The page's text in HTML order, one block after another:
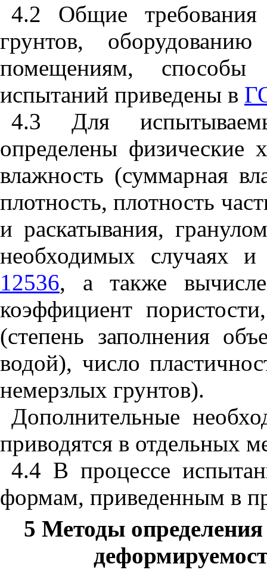
4.2 Общие
грунтов,
помещениям, способы
испытаний приведены в
4.3 Для
определены физические
влажность (суммарная
плотность, плотность
и раскатывания,
необходимых случаях
12536, а также
коэффициент
(степень заполнения
водой), число
немерзлых грунтов).
Дополнительные
приводятся в отдельных
4.4 В процессе
формам, приведенным в
5 Методы